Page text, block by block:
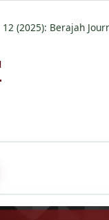
(2025): Berajah